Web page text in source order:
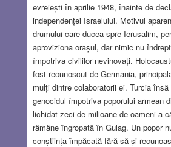
evreiești în aprilie 1948, înainte de
independenței Israelului. Motivul
drumului care ducea spre Ierusalim,
aproviziona orașul, dar nimic nu
împotriva civililor nevinovați.
fost recunoscut de Germania,
mulți dintre colaboratorii ei. Turcia
genocidul împotriva poporului armean
lichidat zeci de milioane de oameni a
rămâne îngropată în Gulag. Un popor
conștiința împăcată fără să-și